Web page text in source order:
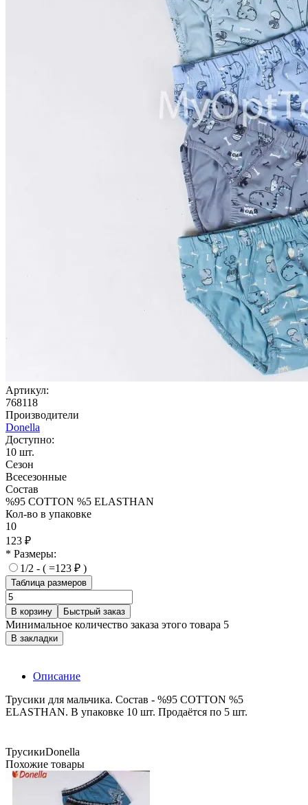
Артикул:
768118
Производители
Donella
Доступно:
10 шт.
Сезон
Всесезонные
Состав
%95 COTTON %5 ELASTHAN
Кол-во в упаковке
10
123 ₽
* Размеры:
1/2 - ( =123 ₽ )
Таблица размеров
В корзину Быстрый заказ
Минимальное количество заказа этого товара 5
В закладки
Описание
Трусики для мальчика. Состав - %95 COTTON %5
ELASTHAN. В упаковке 10 шт. Продаётся по 5 шт.
ТрусикиDonella
Похожие товары